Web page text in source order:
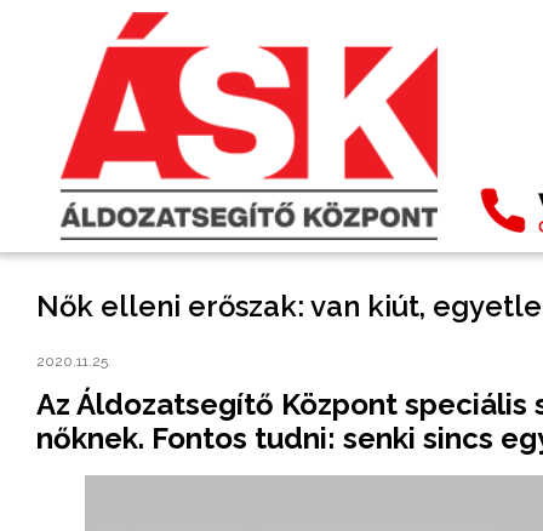
Nők elleni erőszak: van kiút,
2020.11.25.
Az Áldozatsegítő Központ
nőknek. Fontos tudni: senki sincs